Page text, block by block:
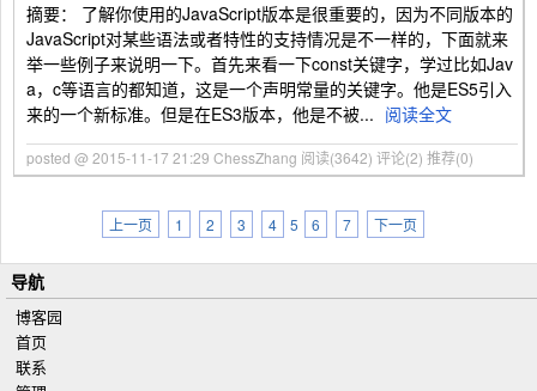
摘要： 了解你使用的JavaScript版本是很重要的，因为不同版本的
JavaScript对某些语法或者特性的支持情况是不一样的，下面就来
举一些例子来说明一下。首先来看一下const关键字，学过比如Jav
a，c等语言的都知道，这是一个声明常量的关键字。他是ES5引入
来的一个新标准。但是在ES3版本，他是不被... 阅读全文
posted @ 2015-11-17 21:29 ChessZhang 阅读(3642) 评论(2) 推荐(0)
上一页 1 2 3 4 5 6 7 下一页
导航
博客园
首页
联系